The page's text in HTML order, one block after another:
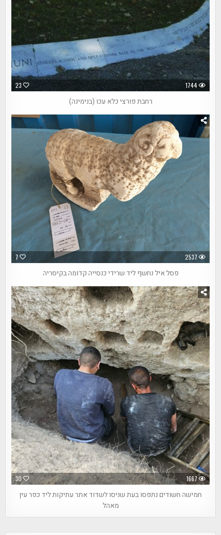
23 1744
רחבת פורצי כלא עכו (בנימינה)
7 2537
פסל איל נחשף ליד שרידי כנסייה קדומה בקיסריה
30 1667
חמישה חשודים נתפסו בעת שניסו לשדוד אתר עתיקות ליד כפר עין
מאהל